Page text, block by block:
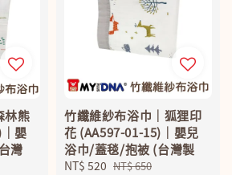
林熊
嬰
灣
竹纖維紗布浴巾｜狐狸印
花 (AA597-01-15)｜嬰兒
浴巾/蓋毯/抱被 (台灣製
Sale
NT$ 520 Regular
NT$ 650